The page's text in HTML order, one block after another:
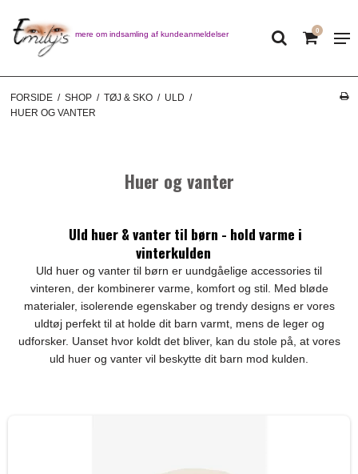
Læs mere om indsamling af kundeanmeldelser 0
FORSIDE / SHOP / TØJ & SKO / ULD /
HUER OG VANTER
Huer og vanter
Uld huer & vanter til børn - hold varme i
vinterkulden
Uld huer og vanter til børn er uundgåelige accessories til
vinteren, der kombinerer varme, komfort og stil. Med bløde
materialer, isolerende egenskaber og trendy designs er vores
uldtøj perfekt til at holde dit barn varmt, mens de leger og
udforsker. Uanset hvor koldt det bliver, kan du stole på, at vores
uld huer og vanter vil beskytte dit barn mod kulden.